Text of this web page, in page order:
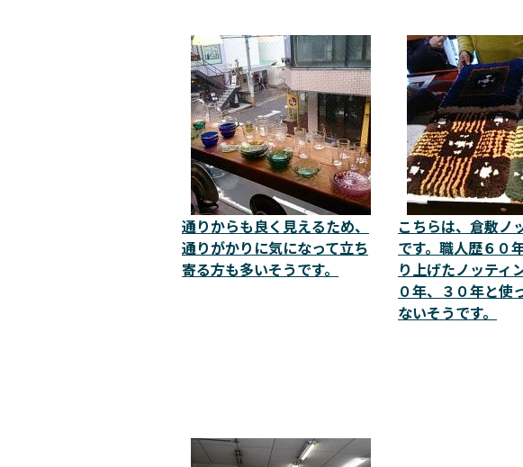
通りからも良く見えるため、
通りがかりに気になって立ち
寄る方も多いそうです。
こちらは、倉敷ノ
です。職人歴６０
り上げたノッティ
０年、３０年と使
ないそうです。